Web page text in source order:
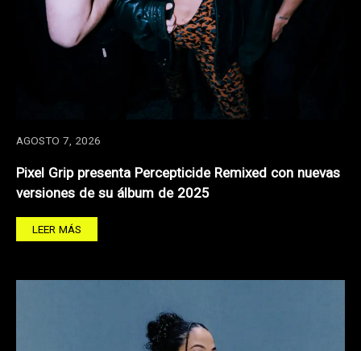
AGOSTO 7, 2026
Pixel Grip presenta Percepticide Remixed con nuevas
versiones de su álbum de 2025
LEER MÁS